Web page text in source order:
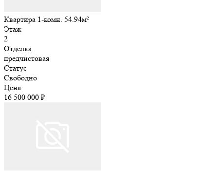
Квартира 1-комн. 54.94м²
Этаж
2
Отделка
предчистовая
Статус
Свободно
Цена
16 500 000 ₽